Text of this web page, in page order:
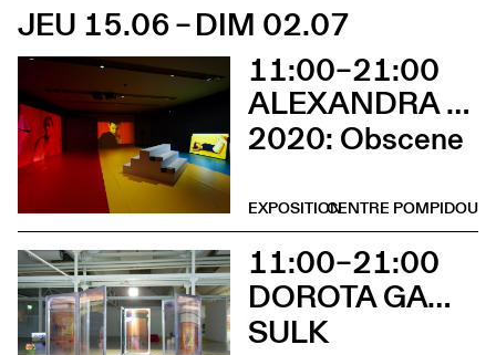
JEU 15.06 – DIM 02.07
11:00–21:00
ALEXANDRA BACHZETSIS
2020: Obscene
CENTRE POMPIDOU
EXPOSITION
11:00–21:00
DOROTA GAWĘDA & EGLĖ KULBOKAITĖ
SULK